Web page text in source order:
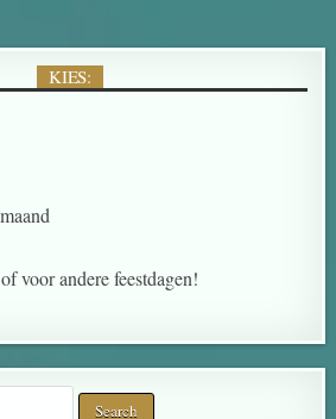
KIES:
voor andere feestdagen!